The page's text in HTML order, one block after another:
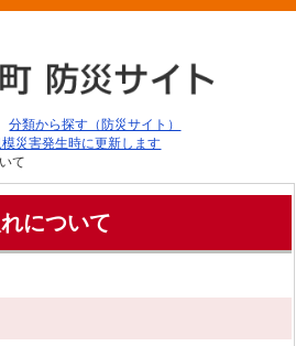
分類から探す（防災サイト）
災害発生時に更新します
て
について